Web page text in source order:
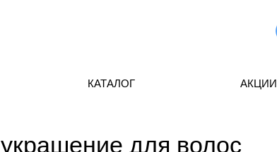
КАТАЛОГ АКЦИИ
для волос